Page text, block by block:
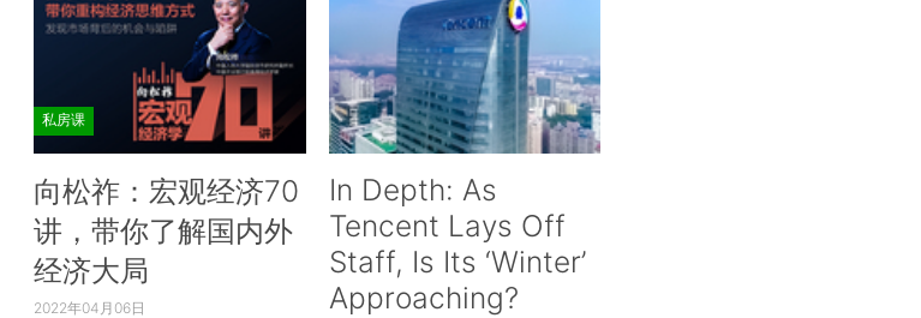
私房课
向松祚：宏观经济70
讲，带你了解国内外
经济大局
2022年04月06日
In Depth: As
Tencent Lays Off
Staff, Is Its ‘Winter’
Approaching?